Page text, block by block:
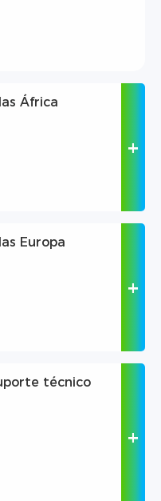
África
Europa
técnico